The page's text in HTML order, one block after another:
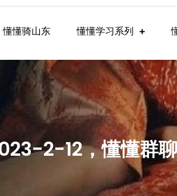
学习群内容
懂懂骑山东 懂懂学习系列
2-12，懂懂群